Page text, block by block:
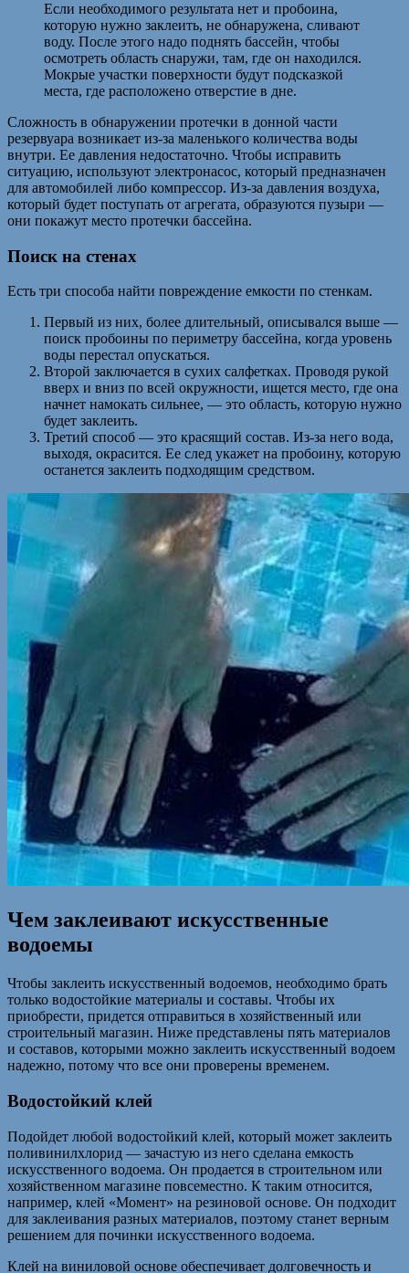
Если необходимого результата нет и пробоина,
которую нужно заклеить, не обнаружена, сливают
воду. После этого надо поднять бассейн, чтобы
осмотреть область снаружи, там, где он находился.
Мокрые участки поверхности будут подсказкой
места, где расположено отверстие в дне.
Сложность в обнаружении протечки в донной части
резервуара возникает из-за маленького количества воды
внутри. Ее давления недостаточно. Чтобы исправить
ситуацию, используют электронасос, который предназначен
для автомобилей либо компрессор. Из-за давления воздуха,
который будет поступать от агрегата, образуются пузыри —
они покажут место протечки бассейна.
Поиск на стенах
Есть три способа найти повреждение емкости по стенкам.
Первый из них, более длительный, описывался выше —
поиск пробоины по периметру бассейна, когда уровень
воды перестал опускаться.
Второй заключается в сухих салфетках. Проводя рукой
вверх и вниз по всей окружности, ищется место, где она
начнет намокать сильнее, — это область, которую нужно
будет заклеить.
Третий способ — это красящий состав. Из-за него вода,
выходя, окрасится. Ее след укажет на пробоину, которую
останется заклеить подходящим средством.
Чем заклеивают искусственные
водоемы
Чтобы заклеить искусственный водоемов, необходимо брать
только водостойкие материалы и составы. Чтобы их
приобрести, придется отправиться в хозяйственный или
строительный магазин. Ниже представлены пять материалов
и составов, которыми можно заклеить искусственный водоем
надежно, потому что все они проверены временем.
Водостойкий клей
Подойдет любой водостойкий клей, который может заклеить
поливинилхлорид — зачастую из него сделана емкость
искусственного водоема. Он продается в строительном или
хозяйственном магазине повсеместно. К таким относится,
например, клей «Момент» на резиновой основе. Он подходит
для заклеивания разных материалов, поэтому станет верным
решением для починки искусственного водоема.
Клей на виниловой основе обеспечивает долговечность и